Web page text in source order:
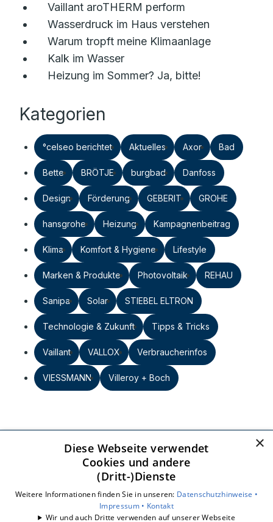
Vaillant aroTHERM perform
Wasserdruck im Haus verstehen
Warum tropft meine Klimaanlage
Kalk im Wasser
Heizung im Sommer? Ja, bitte!
Kategorien
°celseo berichtet Aktuelles Axor Bad
Bette BRÖTJE burgbad Danfoss
Design Förderung GEBERIT GROHE
hansgrohe Heizung Kampagnenbeitrag
Klima Komfort & Hygiene Lifestyle
Marken & Produkte Photovoltaik REHAU
Sanipa Solar STIEBEL ELTRON
Technologie & Zukunft Tipps & Tricks
Vaillant VALLOX Verbraucherinfos
VIESSMANN Villeroy + Boch
Heizkraftanlagen GmbH
Großer Kolonnenweg 9
30163 Hannover
info@hkhannover.de
0511 963850
×
Diese Webseite verwendet
Cookies und andere
(Dritt-)Dienste
Weitere Informationen finden Sie in unseren: Datenschutzhinweise •
Impressum • Kontakt
Wir und auch Dritte verwenden auf unserer Webseite